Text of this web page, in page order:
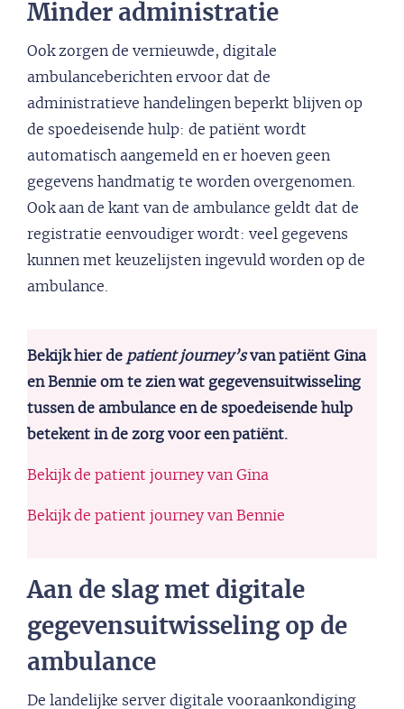
Minder administratie
Ook zorgen de vernieuwde, digitale
ambulanceberichten ervoor dat de
administratieve handelingen beperkt blijven op
de spoedeisende hulp: de patiënt wordt
automatisch aangemeld en er hoeven geen
gegevens handmatig te worden overgenomen.
Ook aan de kant van de ambulance geldt dat de
registratie eenvoudiger wordt: veel gegevens
kunnen met keuzelijsten ingevuld worden op de
ambulance.
Bekijk hier de patient journey’svan patiënt Gina
en Bennie om te zien wat gegevensuitwisseling
tussen de ambulance en de spoedeisende hulp
betekent in de zorg voor een patiënt.
Bekijk de patient journey van Gina
Bekijk de patient journey van Bennie
Aan de slag met digitale
gegevensuitwisseling op de
ambulance
De landelijke server digitale vooraankondiging